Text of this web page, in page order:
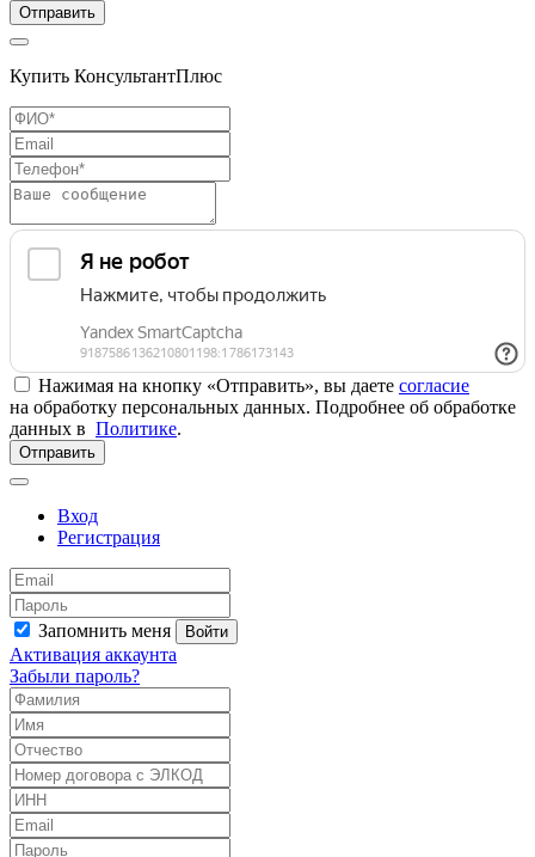
Отправить
Купить КонсультантПлюс
Нажимая на кнопку «Отправить», вы даете согласие
на обработку персональных данных. Подробнее об обработке
данных в Политике.
Отправить
Вход
Регистрация
Запомнить меня Войти
Активация аккаунта
Забыли пароль?